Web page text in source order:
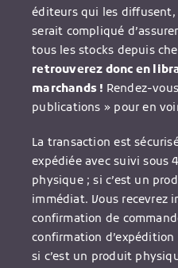
éditeurs qui les
serait compliqué
tous les stocks depuis
retrouverez donc en
marchands ! Rendez-
publications » pour en
La transaction est
expédiée avec suivi sous
physique ; si c’est un
immédiat. Vous recevrez
confirmation de
confirmation
si c’est un produit